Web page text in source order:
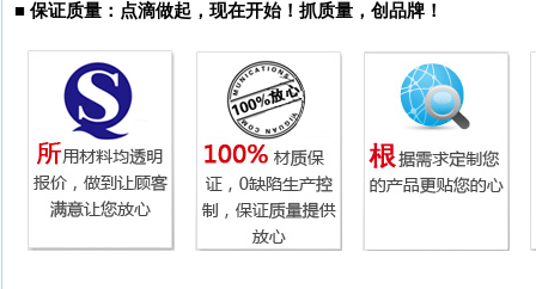
■ 保证质量：点滴做起，现在开始！抓质量，创品牌！